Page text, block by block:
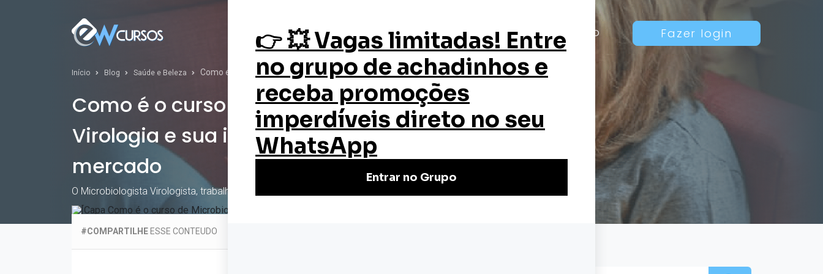
Cursos Quem Somos Certificado Blog Contato Fazer login
Início Blog Saúde e Beleza Como é o curso de Microbiologia: Virologia e sua importância para o mercado
Como é o curso de Microbiologia:
Virologia e sua importância para o
mercado
O Microbiologista Virologista, trabalha em busca de novos micro-organismos,...
#COMPARTILHE ESSE CONTEUDO